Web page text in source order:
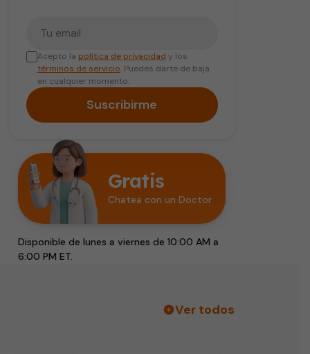
Acepto la política de privacidad y los
términos de servicio. Puedes darte de baja
en cualquier momento.
Suscribirme
Gratis
Chatea con un Doctor
Disponible de lunes a viernes de 10:00 AM a
6:00 PM ET.
Ver todos